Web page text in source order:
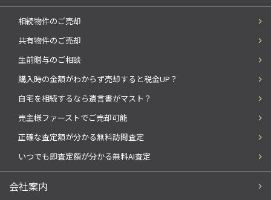
相続物件のご売却
共有物件のご売却
生前贈与のご相談
購入時の金額がわからず売却すると税金UP？
自宅を相続するなら遺言書がマスト？
売主様ファーストでご売却可能
正確な査定額が分かる無料訪問査定
いつでも即査定額が分かる無料AI査定
会社案内